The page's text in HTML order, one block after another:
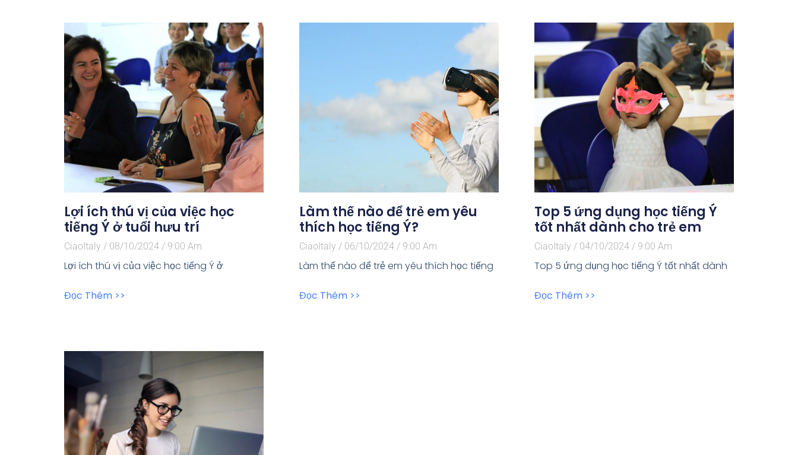
Lợi ích thú vị của việc học
tiếng Ý ở tuổi hưu trí
CiaoItaly 08/10/2024 9:00 Am
Lợi ích thú vị của việc học tiếng Ý ở
Đọc Thêm >>
Làm thế nào để trẻ em yêu
thích học tiếng Ý?
CiaoItaly 06/10/2024 9:00 Am
Làm thế nào để trẻ em yêu thích học tiếng
Đọc Thêm >>
Top 5 ứng dụng học tiếng Ý
tốt nhất dành cho trẻ em
CiaoItaly 04/10/2024 9:00 Am
Top 5 ứng dụng học tiếng Ý tốt nhất dành
Đọc Thêm >>